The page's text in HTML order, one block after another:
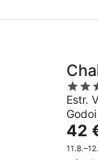
3
out
of
5
Estr.
SP
Hinta
on
42